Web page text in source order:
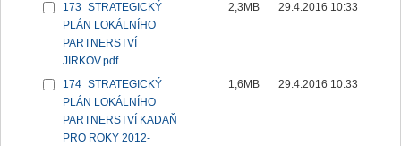
173_STRATEGICKÝ
PLÁN LOKÁLNÍHO
PARTNERSTVÍ
JIRKOV.pdf
2,3MB 29.4.2016 10:33
174_STRATEGICKÝ
PLÁN LOKÁLNÍHO
PARTNERSTVÍ KADAŇ
PRO ROKY 2012-
1,6MB 29.4.2016 10:33